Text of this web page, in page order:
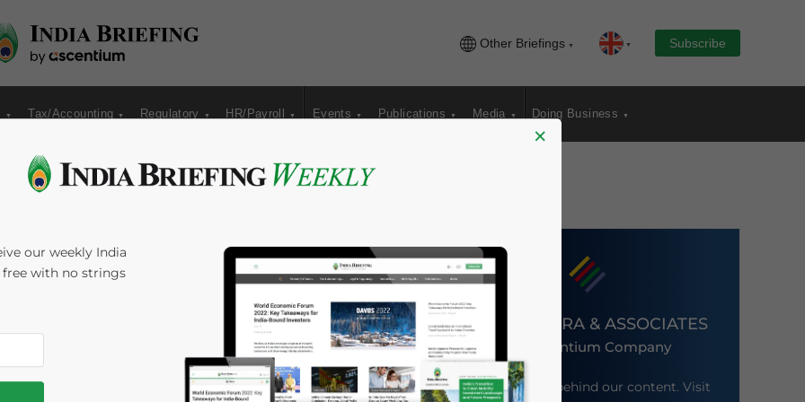
Other Briefings Subscribe
Tax/Accounting Regulatory HR/Payroll Events Publications Media Doing Business
solaire et
pour les
DEZAN SHIRA & ASSOCIATES
An Ascentium Company
Meet the firm behind our content. Visit
×
our weekly India
with no strings